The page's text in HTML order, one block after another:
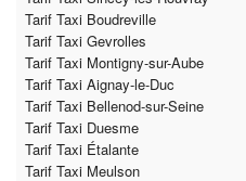
Tarif Taxi Boudreville
Tarif Taxi Gevrolles
Tarif Taxi Montigny-sur-Aube
Tarif Taxi Aignay-le-Duc
Tarif Taxi Bellenod-sur-Seine
Tarif Taxi Duesme
Tarif Taxi Étalante
Tarif Taxi Meulson